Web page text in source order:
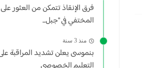
فرق الإنقاذ تتمكن من العثور على
المختفي في "جبل...
منذ 3 سنة
بنموسى يعلن تشديد المراقبة